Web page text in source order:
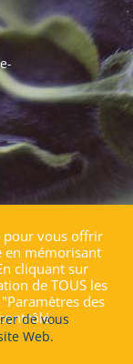
de vous
Web.
conçu par
pour vous offrir
en mémorisant
cliquant sur
de TOUS les
des